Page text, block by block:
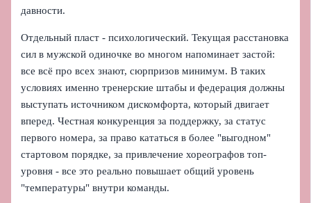
давности.
Отдельный пласт - психологический. Текущая расстановка
сил в мужской одиночке во многом напоминает застой:
все всё про всех знают, сюрпризов минимум. В таких
условиях именно тренерские штабы и федерация должны
выступать источником дискомфорта, который двигает
вперед. Честная конкуренция за поддержку, за статус
первого номера, за право кататься в более "выгодном"
стартовом порядке, за привлечение хореографов топ-
уровня - все это реально повышает общий уровень
"температуры" внутри команды.